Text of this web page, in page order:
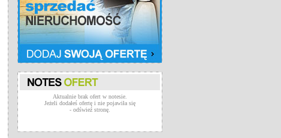
Aktualnie brak ofert w notesie.
Jeżeli dodałeś ofertę i nie pojawiła się
- odświeź stronę.